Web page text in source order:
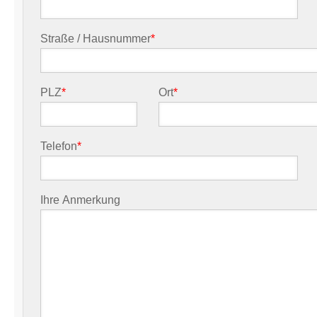
Straße / Hausnummer*
PLZ* Ort*
Telefon*
Ihre Anmerkung